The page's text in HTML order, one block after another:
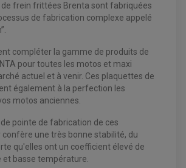
NGK
de frein frittées Brenta sont fabriquées
de fabrication complexe appelé
compléter la gamme de produits de
pour toutes les motos et maxi
actuel et à venir. Ces plaquettes de
également à la perfection les
motos anciennes.
de pointe de fabrication de ces
une très bonne stabilité, du
qu'elles ont un coefficient élevé de
basse température.